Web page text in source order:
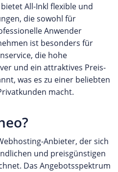
All-Inkl flexible und
die sowohl für
Anwender
ist besonders für
die hohe
und ein attraktives Preis-
was es zu einer beliebten
macht.
Anbieter, der sich
und preisgünstigen
Das Angebotsspektrum